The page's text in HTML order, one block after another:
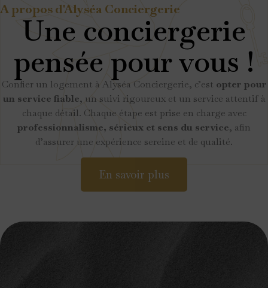
A propos d'Alyséa Conciergerie
Une conciergerie
pensée pour vous !
Confier un logement à Alyséa Conciergerie, c’est opter pour
un service fiable, un suivi rigoureux et un service attentif à
chaque détail. Chaque étape est prise en charge avec
professionnalisme, sérieux et sens du service, afin
d’assurer une expérience sereine et de qualité.
En savoir plus